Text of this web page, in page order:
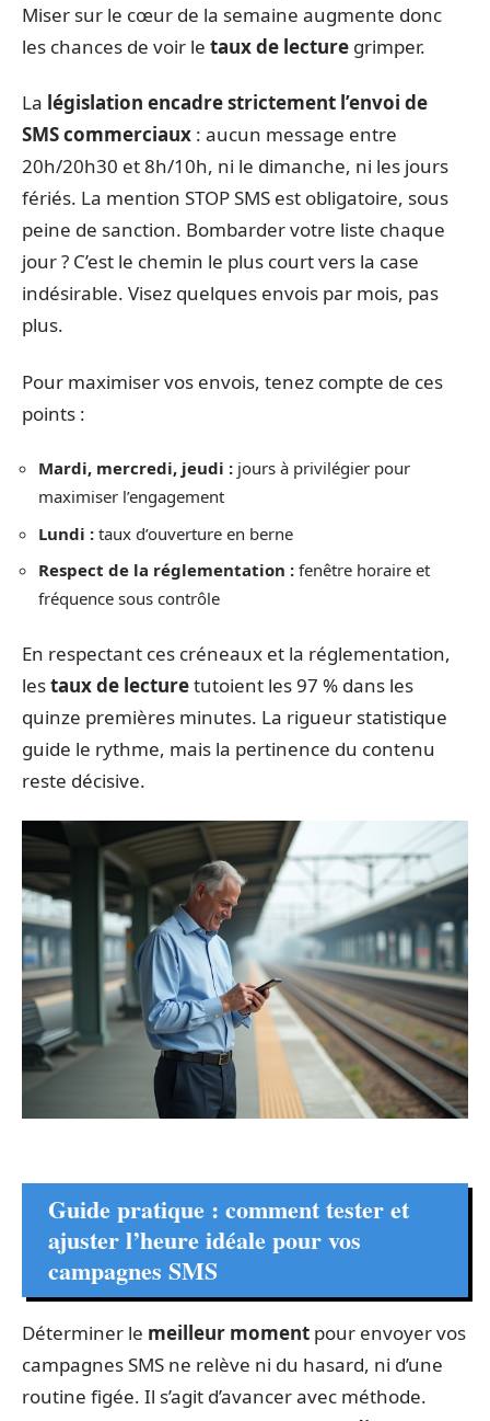
Miser sur le cœur de la semaine augmente donc
les chances de voir le taux de lecture grimper.
La législation encadre strictement l’envoi de
SMS commerciaux : aucun message entre
20h/20h30 et 8h/10h, ni le dimanche, ni les jours
fériés. La mention STOP SMS est obligatoire, sous
peine de sanction. Bombarder votre liste chaque
jour ? C’est le chemin le plus court vers la case
indésirable. Visez quelques envois par mois, pas
plus.
Pour maximiser vos envois, tenez compte de ces
points :
Mardi, mercredi, jeudi : jours à privilégier pour
maximiser l’engagement
Lundi : taux d’ouverture en berne
Respect de la réglementation : fenêtre horaire et
fréquence sous contrôle
En respectant ces créneaux et la réglementation,
lestaux de lecturetutoient les 97 % dans les
quinze premières minutes. La rigueur statistique
guide le rythme, mais la pertinence du contenu
reste décisive.
Guide pratique : comment tester et
ajuster l’heure idéale pour vos
campagnes SMS
Déterminer le meilleur moment pour envoyer vos
campagnes SMS ne relève ni du hasard, ni d’une
routine figée. Il s’agit d’avancer avec méthode.